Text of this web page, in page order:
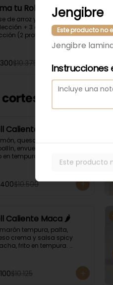
tu Roll Frío
de arroz y nori + Envoltura
+ 3 agregados a
(2 proteínas + 1
Acompañado con
$10.375
Caliente Bryan
queso crema y
envuelto en salmón,
en tempura. Acompañado
salsa de soya y unagi.
$10.500
Caliente Maca 🌶️
tempura, palta,
crema y salsa spicy
frito en tempura.
$10.125
Jengibre
Este producto no
Jengibre
Instrucciones
Este producto